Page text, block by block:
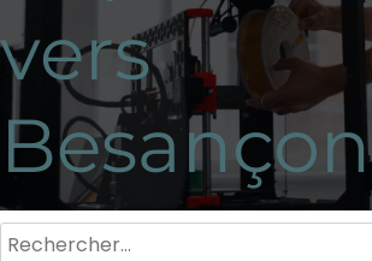
vers
Besançon